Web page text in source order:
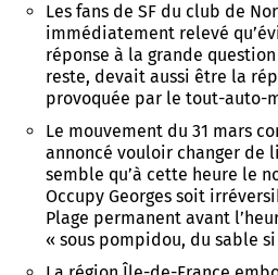
Les fans de SF du club de
immédiatement relevé
réponse à la grande
reste, devait aussi être la
provoquée par le tout-auto-
Le mouvement du 31 mars
annoncé vouloir changer de
semble qu’à cette heure le
Occupy Georges soit
Plage permanent avant
« sous pompidou, du sable